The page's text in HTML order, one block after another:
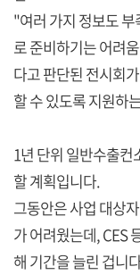
"여러 가지 정보도
로 준비하기는 어려
다고 판단된 전시회
할 수 있도록 지원하
1년 단위 일반수출컨
할 계획입니다.
그동안은 사업 대상
가 어려웠는데, CES
해 기간을 늘린 겁니